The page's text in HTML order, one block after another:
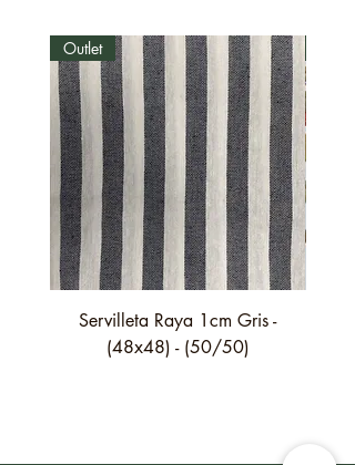
Outlet
Servilleta Raya 1cm Gris -
(48x48) - (50/50)